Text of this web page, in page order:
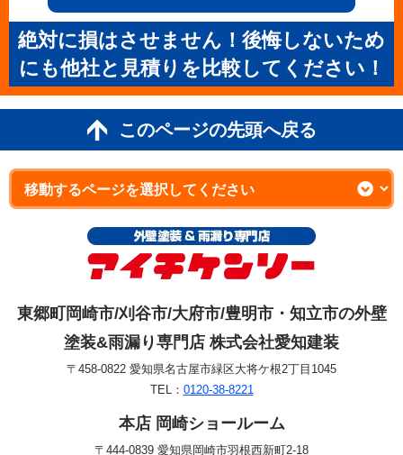
絶対に損はさせません！後悔しないため
にも他社と見積りを比較してください！
このページの先頭へ戻る
東郷町岡崎市/刈谷市/大府市/豊明市・知立市の外壁
塗装&雨漏り専門店 株式会社愛知建装
〒458-0822 愛知県名古屋市緑区大将ケ根2丁目1045
TEL： 0120-38-8221
本店 岡崎ショールーム
〒444-0839 愛知県岡崎市羽根西新町2-18